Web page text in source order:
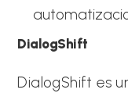
DialogShift
DialogShift es